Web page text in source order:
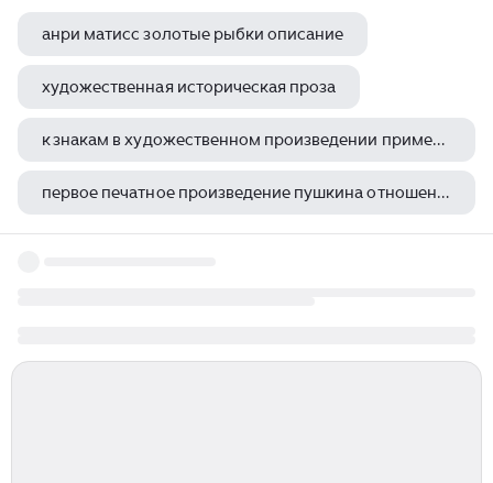
анри матисс золотые рыбки описание
художественная историческая проза
к знакам в художественном произведении применимы основные семиотические подходы выявление
первое печатное произведение пушкина отношение к нему критики и современников где опубликовано